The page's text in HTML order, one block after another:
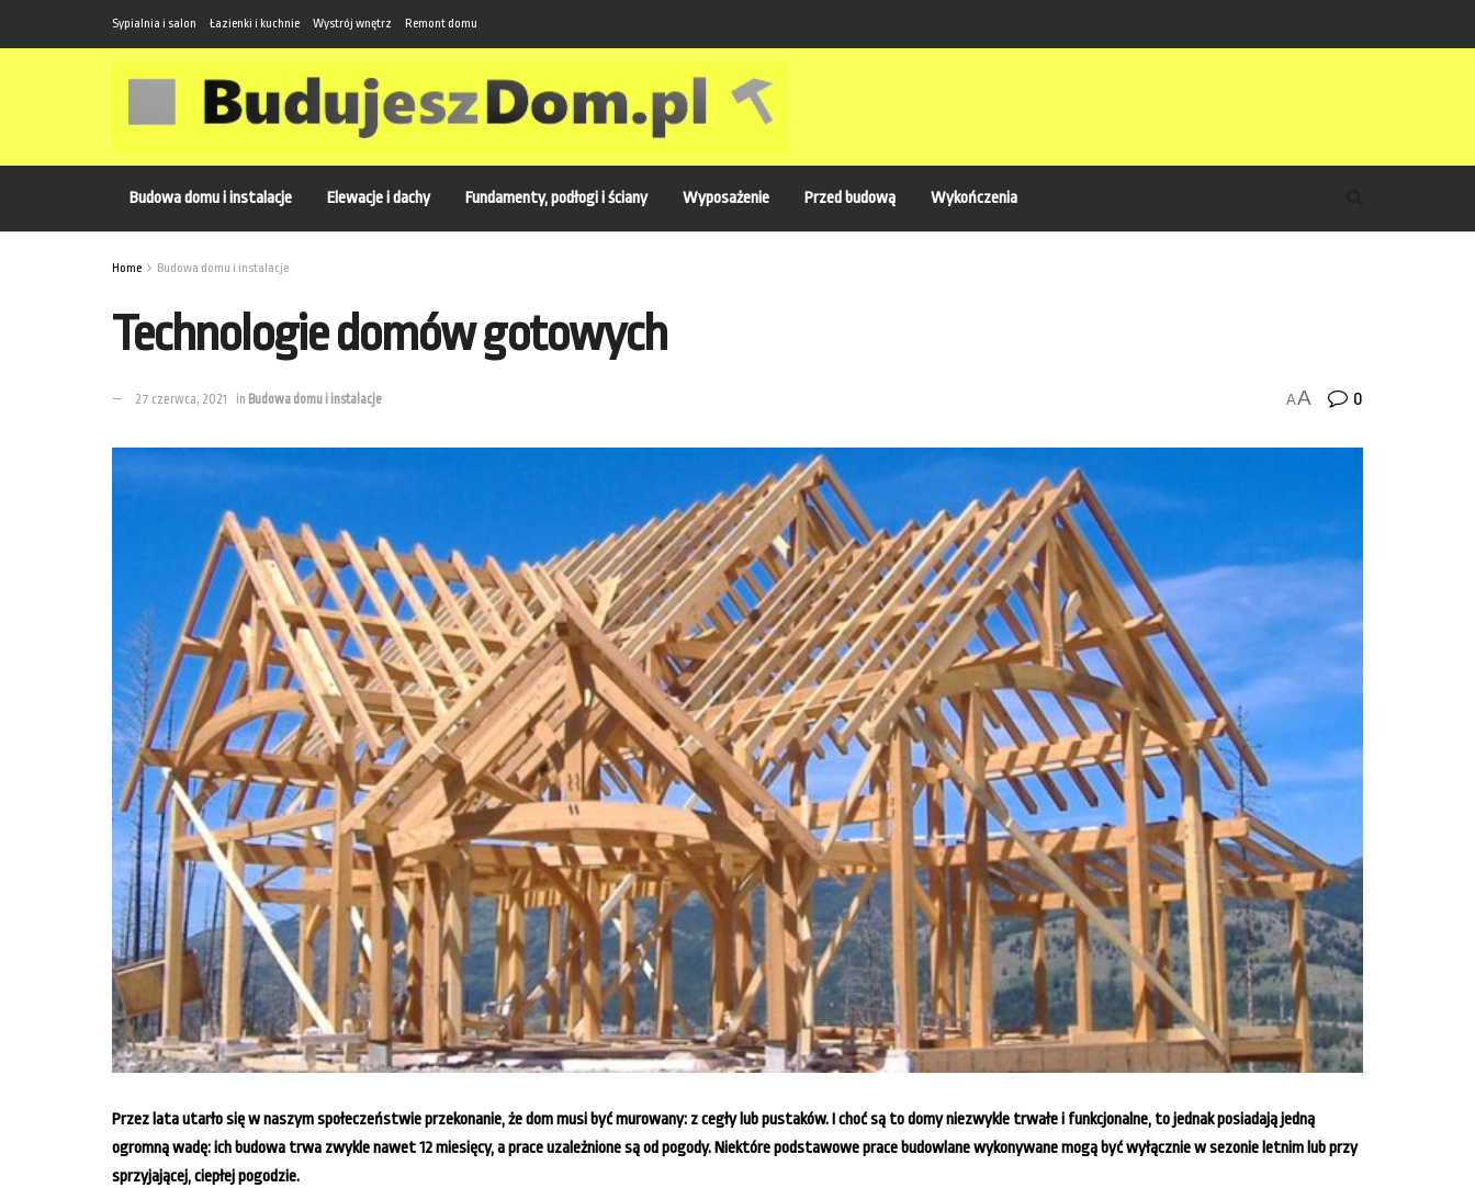
Sypialnia i salon Łazienki i kuchnie Wystrój wnętrz Remont domu
Budowa domu i instalacje Elewacje i dachy Fundamenty, podłogi i ściany Wyposażenie Przed budową Wykończenia
Home Budowa domu i instalacje
Technologie domów gotowych
27 czerwca, 2021 in Budowa domu i instalacje AA 0
Przez lata utarło się w naszym społeczeństwie przekonanie, że dom musi być murowany: z cegły lub pustaków. I choć są to domy niezwykle trwałe i funkcjonalne, to jednak posiadają jedną
ogromną wadę: ich budowa trwa zwykle nawet 12 miesięcy, a prace uzależnione są od pogody. Niektóre podstawowe prace budowlane wykonywane mogą być wyłącznie w sezonie letnim lub przy
sprzyjającej, ciepłej pogodzie.